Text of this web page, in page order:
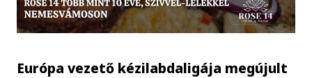
Európa vezető kézilabdaligája megújult